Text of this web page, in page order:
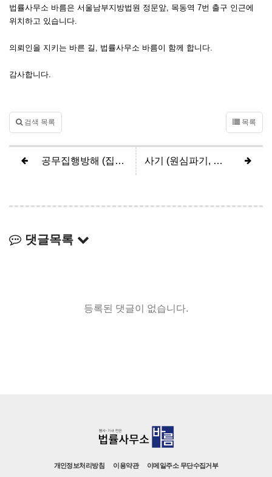
법률사무소 바름은 서울남부지방법원 정문앞, 목동역 7번 출구 인근에
위치하고 있습니다.
의뢰인을 지키는 바른 길, 법률사무소 바름이 함께 합니다.
감사합니다.
검색 목록 목록
공무집행방해 (집행유예) 사기 (원심파기, 항소심 집행유예)
댓글목록
등록된 댓글이 없습니다.
개인정보처리방침 이용약관 이메일주소 무단수집거부